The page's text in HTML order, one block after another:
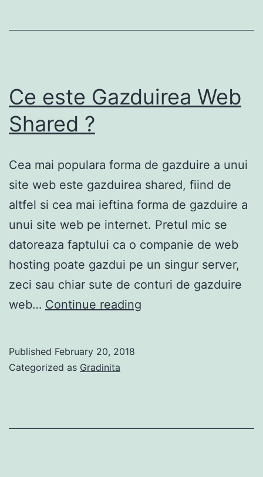
Ce este Gazduirea Web
Shared ?
Cea mai populara forma de gazduire a unui
site web este gazduirea shared, fiind de
altfel si cea mai ieftina forma de gazduire a
unui site web pe internet. Pretul mic se
datoreaza faptului ca o companie de web
hosting poate gazdui pe un singur server,
zeci sau chiar sute de conturi de gazduire
web… Continue reading
Published February 20, 2018
Categorized as Gradinita